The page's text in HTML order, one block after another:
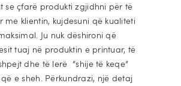
se çfarë produkti zgjidhni për të
me klientin, kujdesuni që kualiteti
Ju nuk dëshironi që
tuaj në produktin e printuar, të
dhe të lerë “shije të keqe”
e sheh. Përkundrazi, një detaj